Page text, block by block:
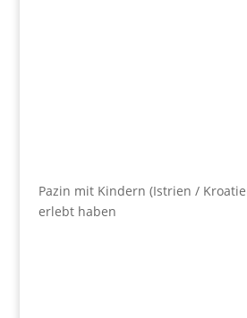
Pazin mit Kindern (Istrien /
erlebt haben